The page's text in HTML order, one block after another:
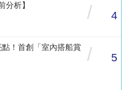
分析】
/ 4
！首創「室內搭船賞
/ 5